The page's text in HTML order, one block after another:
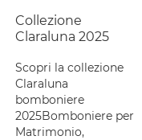
Collezione
Claraluna 2025
Scopri la collezione
Claraluna
bomboniere
2025Bomboniere per
Matrimonio,